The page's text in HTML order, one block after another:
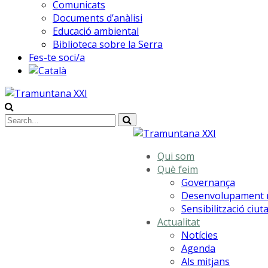
Comunicats
Documents d’anàlisi
Educació ambiental
Biblioteca sobre la Serra
Fes-te soci/a
Qui som
Què feim
Governança
Desenvolupament
Sensibilització
Actualitat
Notícies
Agenda
Als mitjans